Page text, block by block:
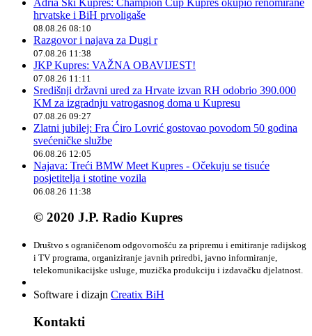
hrvatske i BiH prvoligaše
08.08.26 08:10
Razgovor i najava za Dugi r
07.08.26 11:38
JKP Kupres: VAŽNA OBAVIJEST!
07.08.26 11:11
Središnji državni ured za Hrvate izvan RH odobrio 390.000
KM za izgradnju vatrogasnog doma u Kupresu
07.08.26 09:27
Zlatni jubilej: Fra Ćiro Lovrić gostovao povodom 50 godina
svećeničke službe
06.08.26 12:05
Najava: Treći BMW Meet Kupres - Očekuju se tisuće
posjetitelja i stotine vozila
06.08.26 11:38
© 2020 J.P. Radio Kupres
Društvo s ograničenom odgovornošću za pripremu i emitiranje radijskog
i TV programa, organiziranje javnih priredbi, javno informiranje,
telekomunikacijske usluge, muzička produkciju i izdavačku djelatnost.
Software i dizajn Creatix BiH
Kontakti